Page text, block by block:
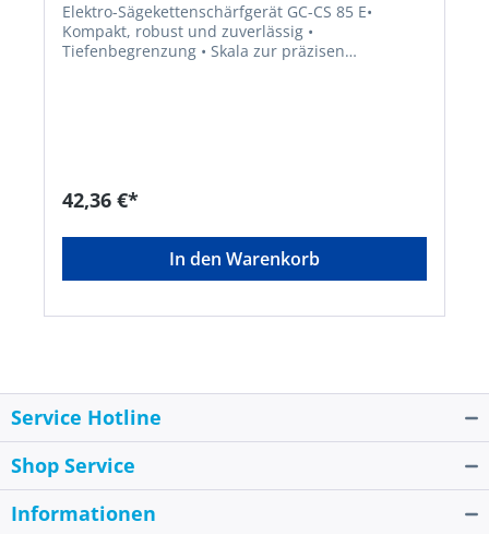
Elektro-Sägekettenschärfgerät GC-CS 85 E•
Kompakt, robust und zuverlässig •
Tiefenbegrenzung • Skala zur präzisen
42,36 €*
In den Warenkorb
Service Hotline
Shop Service
Informationen